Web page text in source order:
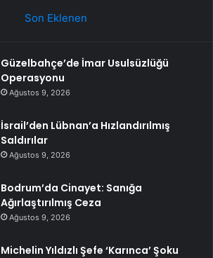
Son Eklenen
Güzelbahçe’de İmar Usulsüzlüğü
Operasyonu
Ağustos 9, 2026
İsrail’den Lübnan’a Hızlandırılmış
Saldırılar
Ağustos 9, 2026
Bodrum’da Cinayet: Sanığa
Ağırlaştırılmış Ceza
Ağustos 9, 2026
Michelin Yıldızlı Şefe ‘Karınca’ Şoku